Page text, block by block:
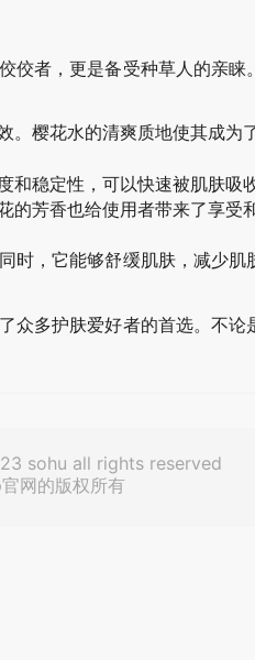
者，更是备受种草人的亲
樱花水的清爽质地使其成为
稳定性，可以快速被肌肤吸
芳香也给使用者带来了享受
，它能够舒缓肌肤，减少
多护肤爱好者的首选。不
sohu all rights reserved
网的版权所有